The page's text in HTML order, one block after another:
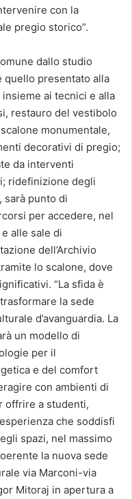
con la
pregio storico”.
dallo studio
quello presentato alla
ai tecnici e alla
restauro del vestibolo
monumentale,
decorativi di pregio;
da interventi
ridefinizione degli
sarà punto di
per accedere, nel
alle sale di
dell’Archivio
lo scalone, dove
“La sfida è
la sede
d’avanguardia. La
un modello di
per il
e del comfort
con ambienti di
offrire a studenti,
che soddisfi
spazi, nel massimo
la nuova sede
via Marconi-via
Mitoraj in apertura a